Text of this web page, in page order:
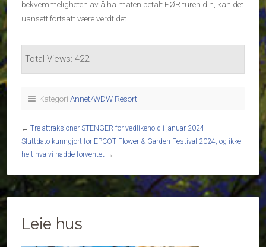
bekvemmeligheten av å ha maten betalt FØR turen din, kan det
uansett fortsatt være verdt det.
Total Views: 422
Kategori Annet/WDW Resort
← Tre attraksjoner STENGER for vedlikehold i januar 2024
Sluttdato kunngjort for EPCOT Flower & Garden Festival 2024, og ikke
helt hva vi hadde forventet →
Leie hus